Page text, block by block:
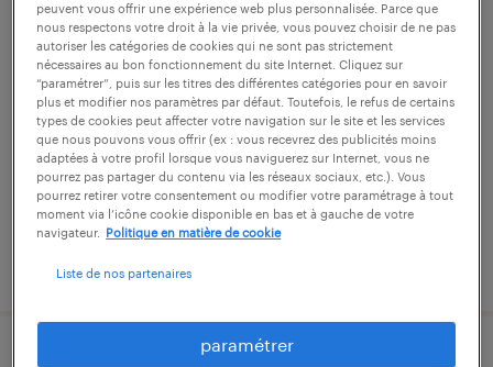
gestionnaire copropriété (f/h)
marseille, bouches-du-rhône
cdi
40 000 € - 42 000 € par année
publié le 26 septembre 2025
peuvent vous offrir une expérience web plus personnalisée. Parce que
nous respectons votre droit à la vie privée, vous pouvez choisir de ne pas
autoriser les catégories de cookies qui ne sont pas strictement
nécessaires au bon fonctionnement du site Internet. Cliquez sur
“paramétrer”, puis sur les titres des différentes catégories pour en savoir
plus et modifier nos paramètres par défaut. Toutefois, le refus de certains
types de cookies peut affecter votre navigation sur le site et les services
que nous pouvons vous offrir (ex : vous recevrez des publicités moins
adaptées à votre profil lorsque vous naviguerez sur Internet, vous ne
pourrez pas partager du contenu via les réseaux sociaux, etc.). Vous
pourrez retirer votre consentement ou modifier votre paramétrage à tout
moment via l’icône cookie disponible en bas et à gauche de votre
navigateur.
Politique en matière de cookie
Liste de nos partenaires
paramétrer